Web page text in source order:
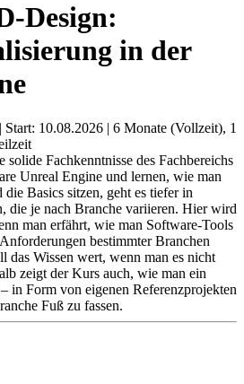
Design:
in der
| Start: 10.08.2026 | 6 Monate (Vollzeit), 1
solide Fachkenntnisse des Fachbereichs
Unreal Engine und lernen, wie man
Basics sitzen, geht es tiefer in
die je nach Branche variieren. Hier wird
man erfährt, wie man Software-Tools
bestimmter Branchen
das Wissen wert, wenn man es nicht
zeigt der Kurs auch, wie man ein
in Form von eigenen Referenzprojekten
Fuß zu fassen.